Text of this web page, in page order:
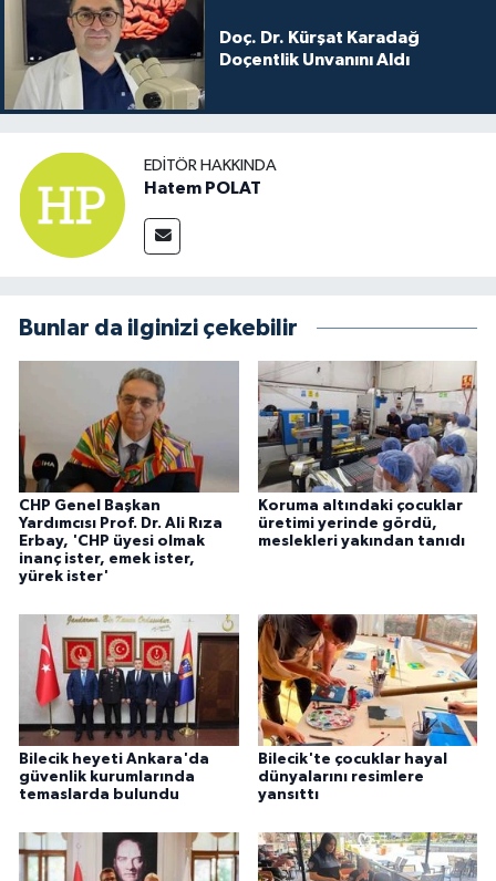
Doç. Dr. Kürşat Karadağ
Doçentlik Unvanını Aldı
EDITÖR HAKKINDA
Hatem POLAT
Bunlar da ilginizi çekebilir
CHP Genel Başkan
Yardımcısı Prof. Dr. Ali Rıza
Erbay, 'CHP üyesi olmak
inanç ister, emek ister,
yürek ister'
Koruma altındaki çocuklar
üretimi yerinde gördü,
meslekleri yakından tanıdı
Bilecik heyeti Ankara'da
güvenlik kurumlarında
temaslarda bulundu
Bilecik'te çocuklar hayal
dünyalarını resimlere
yansıttı